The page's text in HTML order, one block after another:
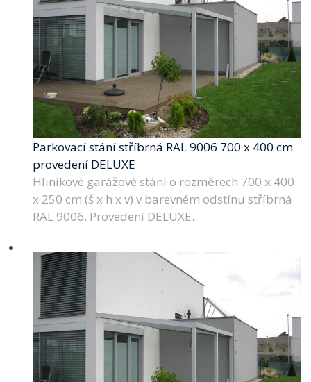
Parkovací stání stříbrná RAL 9006 700 x 400 cm
provedení DELUXE
Hliníkové garážové stání o rozměrech 700 x 400
x 250 cm (š x h x v) v barevném odstínu stříbrná
RAL 9006. Provedení DELUXE.